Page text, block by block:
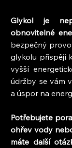
Glykol je
obnovitelné
bezpečný
glykolu přispějí
vyšší
údržby se vám
a úspor na
Potřebujete
ohřev vody
máte další